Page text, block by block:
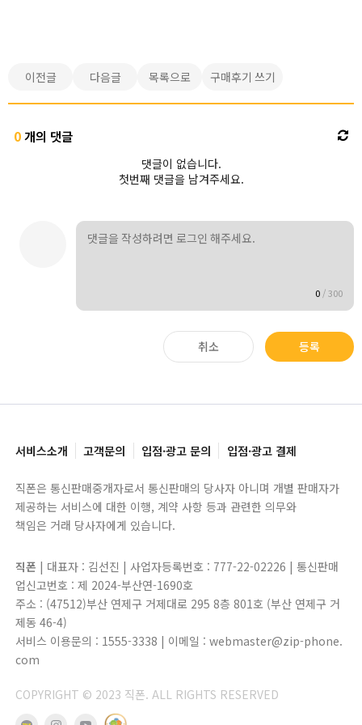
이전글 다음글 목록으로 구매후기 쓰기
0개의 댓글
댓글이 없습니다.
첫번째 댓글을 남겨주세요.
0 /300
취소 등록
서비스소개 고객문의 입점·광고 문의 입점·광고 결제
직폰은 통신판매중개자로서 통신판매의 당사자 아니며 개별 판매자가
제공하는 서비스에 대한 이행, 계약 사항 등과 관련한 의무와
책임은 거래 당사자에게 있습니다.
직폰 | 대표자 : 김선진 | 사업자등록번호 : 777-22-02226 | 통신판매
업신고번호 : 제 2024-부산연-1690호
주소 : (47512)부산 연제구 거제대로 295 8층 801호 (부산 연제구 거
제동 46-4)
서비스 이용문의 : 1555-3338 | 이메일 : webmaster@zip-phone.
com
COPYRIGHT © 2023 직폰. ALL RIGHTS RESERVED